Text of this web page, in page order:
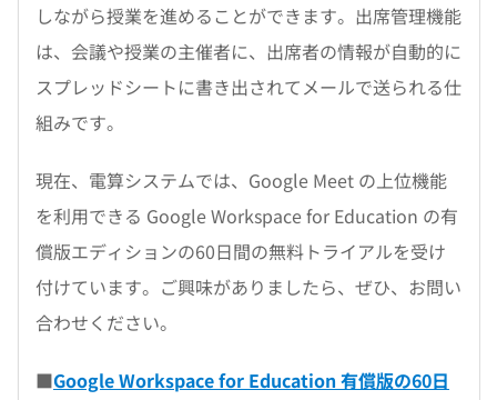
しながら授業を進めることができます。出席管理機能
は、会議や授業の主催者に、出席者の情報が自動的に
スプレッドシートに書き出されてメールで送られる仕
組みです。
現在、電算システムでは、Google Meet の上位機能
を利用できる Google Workspace for Education の有
償版エディションの60日間の無料トライアルを受け
付けています。ご興味がありましたら、ぜひ、お問い
合わせください。
■Google Workspace for Education 有償版の60日